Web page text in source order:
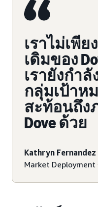
เราไม่เพี
เดิมของ
เรายังกำ
กลุ่มเป้าห
สะท้อนถึง
Dove ด้วย
Kathryn Fernandez
Market